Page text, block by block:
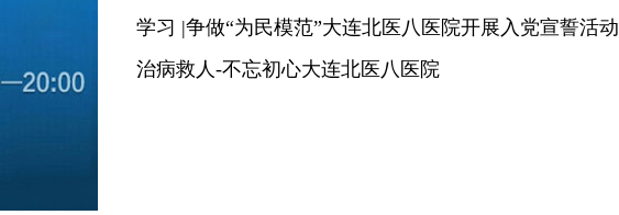
学习 |争做“为民模范”大连北医八医院开展入党宣誓活动
治病救人-不忘初心大连北医八医院